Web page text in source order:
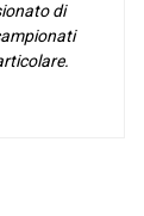
di